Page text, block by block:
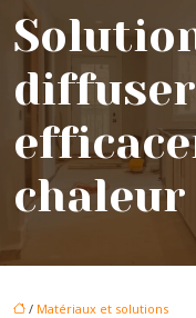
diffuser
chaleur
/ Matériaux et solutions